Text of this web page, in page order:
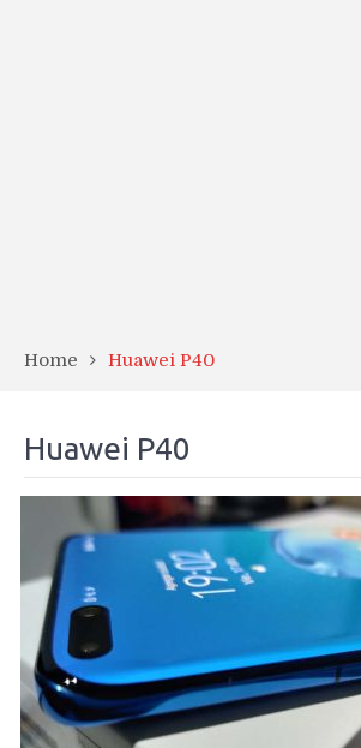
Home Huawei P40
Huawei P40